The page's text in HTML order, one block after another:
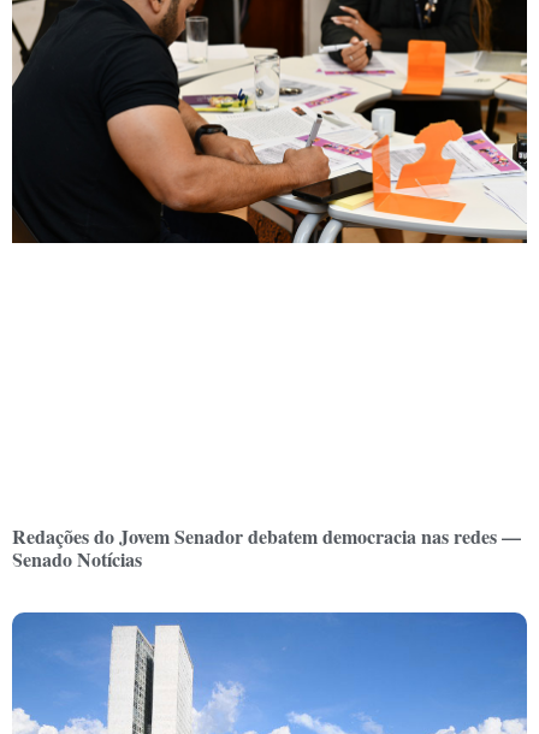
Redações do Jovem Senador debatem democracia nas redes —
Senado Notícias